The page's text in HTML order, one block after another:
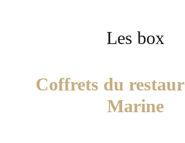
Les box
Coffrets du
Marine